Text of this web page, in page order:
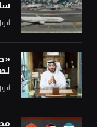
أبريل
أبريل